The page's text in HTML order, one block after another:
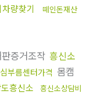
량찾기
떼인돈재산
증거조작 흥신소
심부름센터가격 몸캠
흥신소
흥신소상담비